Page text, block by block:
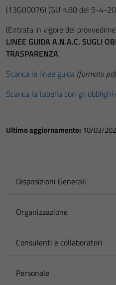
(13G00076) (GU n.80 del 5-4-
(Entrata in vigore del
LINEE GUIDA A.N.A.C. SUGLI
TRASPARENZA
Scarica le linee guida (formato
Scarica la tabella con gli obblighi
Ultimo aggiornamento: 10/03/
Disposizioni Generali
Organizzazione
Consulenti e collaboratori
Personale